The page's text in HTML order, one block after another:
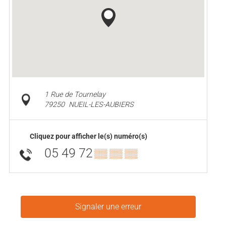
1 Rue de Tournelay
79250 NUEIL-LES-AUBIERS
Cliquez pour afficher le(s) numéro(s)
05 49 72▒▒ ▒▒ ▒▒
Signaler une erreur